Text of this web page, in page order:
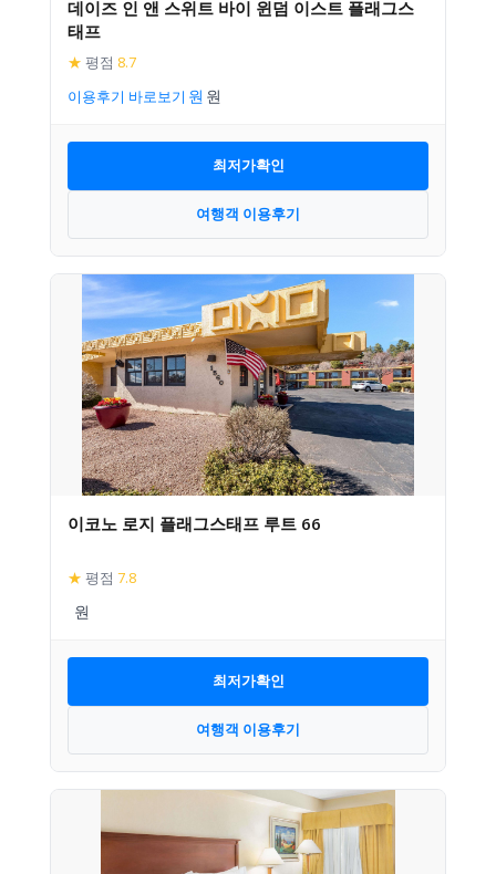
데이즈 인 앤 스위트 바이 윈덤 이스트 플래그스
태프
★ 평점 8.7
이용후기 바로보기
최저가확인
여행객 이용후기
이코노 로지 플래그스태프 루트 66
★ 평점 7.8
최저가확인
여행객 이용후기